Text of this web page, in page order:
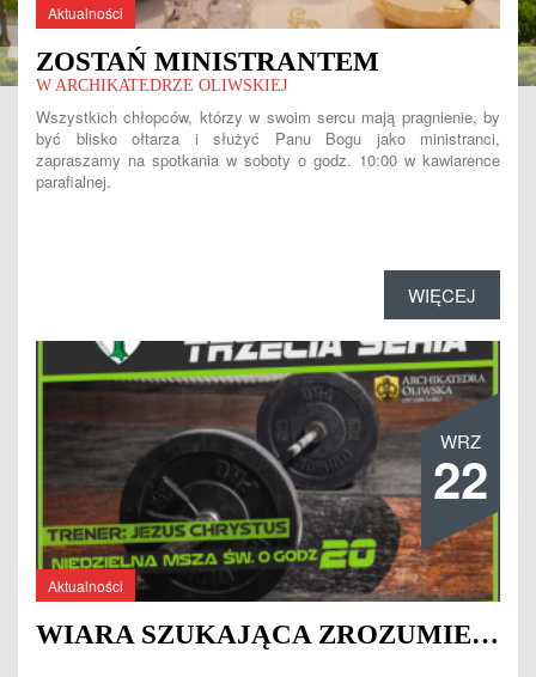
Aktualności
ZOSTAŃ MINISTRANTEM
W ARCHIKATEDRZE OLIWSKIEJ
Wszystkich chłopców, którzy w swoim sercu mają pragnienie, by
być blisko ołtarza i służyć Panu Bogu jako ministranci,
zapraszamy na spotkania w soboty o godz. 10:00 w kawiarence
parafialnej.
WIĘCEJ
WRZ
22
Aktualności
WIARA SZUKAJĄCA ZROZUMIENIA